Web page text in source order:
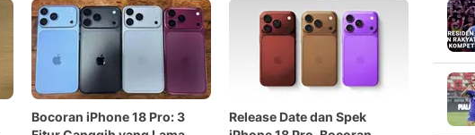
Bocoran iPhone 18 Pro: 3
Release Date dan Spek